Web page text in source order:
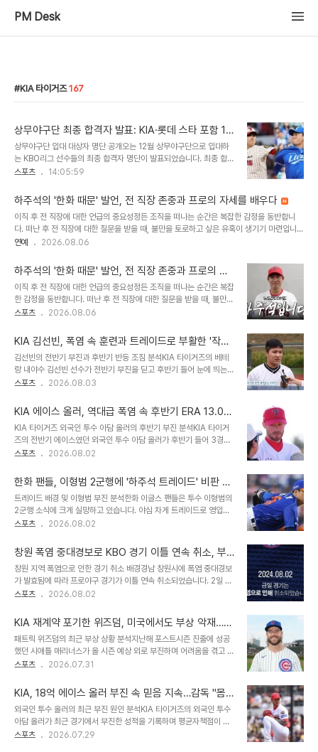
PM Desk
KIA 타이거즈 167
상무야구단 최종 합격자 발표: KIA·롯데 스타 포함 11
명, 12월 입대 예정
상무야구단 입대 대상자 명단 공개오는 12월 상무야구단으로 입대하
는 KBO리그 선수들의 최종 합격자 명단이 발표되었습니다. 최종 합격
선수들은 올해 12월에 입대하여 2028년 6월까지 군 복무를 수행하
의 선수가 이름을 올렸습니다. 주요 합격 선수 및 기록 분석KIA 타이
거즈에서는 마무리 투수 정해영, 트레이드 주인공 한재승, 내야수 윤도
현이 합격했습니다. 롯데 자이언츠에서는 우완 투수 최준용, 이민석,
내야수 이호준이 최종 합격 통보를 받았습니다. 특히 최준용은 아시안
게임 대표팀에 발탁되어 병역 특례 가능성도 있습니다. 타 구단 및 향
산 베어스의 최지강,..
스포츠 14:05:59
하주석의 '한화 때문' 발언, 전 직장 존중과 프로의 자세를 배우다
이직 후 전 직장에 대한 언급의 중요성정든 조직을 떠나는 순간은 복잡한 감정을 동반합니
다. 떠난 후 전 직장에 대한 질문을 받을 때, 불만을 토로하고 싶은 유혹이 생기기 마련입니
다. 하지만 사회생활의 오랜 격언처럼, 전 직장에 대한 부정적인 언급은 결국 자신에게 해가
중을 보여주며 깊은 울림을 주었습니다. 그는 한화 이글스 시절에 대한 질문에 '한화 때문이
다. 내가 이야기를 하면 오해가 생길 수 있다'며 말을 아꼈습니다. 이는 많은 직장인들에게 프
로페셔널리즘의 중요성을 일깨워줍니다. 자기 객관화와 절제를 통한 가치 증명하주석 선수
가 보여준 태도의 본질은 자기 객관화와 절제에 있습니다. 그는 과거의 섭섭함이나 ..
연예 2026.08.06
하주석의 '한화 때문' 발언, 전 직장 존중과 프로의 자
세를 배우다
이직 후 전 직장에 대한 언급의 중요성정든 조직을 떠나는 순간은 복잡
한 감정을 동반합니다. 떠난 후 전 직장에 대한 질문을 받을 때, 불만을
토로하고 싶은 유혹이 생기기 마련입니다. 하지만 사회생활의 오랜 격
하주석의 인터뷰와 프로페셔널리즘최근 하주석 선수의 인터뷰는 전
직장에 대한 존중을 보여주며 깊은 울림을 주었습니다. 그는 한화 이글
스 시절에 대한 질문에 '한화 때문이다. 내가 이야기를 하면 오해가 생
길 수 있다'며 말을 아꼈습니다. 이는 많은 직장인들에게 프로페셔널리
즘의 중요성을 일깨워줍니다. 자기 객관화와 절제를 통한 가치 증명하
는 과거의 섭섭함이나 ..
스포츠 2026.08.06
KIA 김선빈, 폭염 속 훈련과 트레이드로 부활한 '작은
거인'의 후반기 역주행
김선빈의 전반기 부진과 후반기 반등 조짐 분석KIA 타이거즈의 베테
랑 내야수 김선빈 선수가 전반기 부진을 딛고 후반기 들어 눈에 띄는
타격 페이스 상승세를 보이고 있습니다. 올 시즌 앞서 체중 감량 등 남
아쉬운 성적을 기록했습니다. 하지만 후반기 11경기에 출전하여 타율
0.457을 기록하며 '작은 거인'의 면모를 되찾아가고 있습니다. 훈련
량 증가와 트레이드를 통한 체력 관리 및 공존 전략김선빈 선수의 반등
비결은 무더운 여름에도 불구하고 오히려 연습량을 늘린 훈련에 있습
니다. 이범호 감독은 체력 저하 시 능력 감소를 우려하여 훈련량 증가
김선빈 선수의 주 포지션인 ..
스포츠 2026.08.03
KIA 에이스 올러, 역대급 폭염 속 후반기 ERA 13.06
폭등…반등 가능할까?
KIA 타이거즈 외국인 투수 아담 올러의 후반기 부진 분석KIA 타이거
즈의 전반기 에이스였던 외국인 투수 아담 올러가 후반기 들어 3경기
연속 3연패를 기록하며 평균자책점이 13.06으로 폭등했습니다. 지
올러는 전반기 9승 5패 평균자책 2.36으로 리그 최강 선발 투수로
활약했습니다. 하지만 후반기 들어 완전히 달라진 모습으로 팀 순위 싸
움에 빨간불이 켜졌습니다. KIA의 철저한 관리에도 흔들리는 올러, 원
인은 무엇인가?KIA 벤치는 지난해 팔꿈치 부상 이력이 있는 올러를 철
저히 관리하며 전반기를 조기에 마감하고 장기 휴식을 부여했습니다.
기 3경기에서 3패 ..
스포츠 2026.08.02
한화 팬들, 이형범 2군행에 '하주석 트레이드' 비판 쇄
도
트레이드 배경 및 이형범 부진 분석한화 이글스 팬들은 투수 이형범의
2군행 소식에 크게 실망하고 있습니다. 야심 차게 트레이드로 영입한
이형범이 합류 직후 극심한 부진을 보이며 2군으로 내려갔기 때문입
희비가 엇갈리고 있습니다. 이형범의 성적 및 2군행 결정 과정한화는
후반기 마운드 강화를 위해 이형범을 영입했으나, 그는 3경기 만에 평
균자책점 32.40이라는 치명적인 성적을 남겼습니다. 기대했던 안정
감과는 거리가 먼 투구 내용에 코칭스태프는 결국 이형범에게 2군행
을 통보했습니다. 팬들의 반응 및 하주석의 활약팬들은 베테랑 내야수
다. KIA로 이적한 하주석은 수비..
스포츠 2026.08.02
창원 폭염 중대경보로 KBO 경기 이틀 연속 취소, 부
산 경기는 지연 시작
창원 지역 폭염으로 인한 경기 취소 배경경남 창원시에 폭염 중대경보
가 발효됨에 따라 프로야구 경기가 이틀 연속 취소되었습니다. 2일 오
후 6시 예정이었던 KIA와 NC의 경기가 폭염으로 인해 열리지 못하
취소 규정 및 결정 과정KBO리그 규정은 강풍, 폭염 등 기상 상황에 따
른 경기 취소 여부를 명시하고 있습니다. 경기 개시 시각에도 38도 이
상의 기온이 지속될 것이라는 예보에 따라 선수단과 관람객의 건강을
최우선으로 고려하여 취소가 결정되었습니다. 취소된 경기는 추후 재
편성될 예정입니다. 부산 경기 지연 시작 및 향후 전망부산 사직구장에
정되었습니다. 부산 ..
스포츠 2026.08.02
KIA 재계약 포기한 위즈덤, 미국에서도 부상 악재…
아까운 시간 낭비
패트릭 위즈덤의 최근 부상 상황 분석지난해 포스트시즌 진출에 성공
했던 시애틀 매리너스가 올 시즌 예상 외로 부진하며 어려움을 겪고 있
습니다. 이러한 상황 속에서 메이저리그 복귀를 노리는 전 KIA 타자
내고 있습니다. 트리플A에서 뛰어난 장타력을 선보였음에도 불구하
고, 허리 통증으로 인해 최근 세 경기 연속 선발 라인업에서 제외되었
습니다. 과거 부상 이력과 재계약 포기 사유위즈덤은 KIA 소속이었던
지난해에도 허리 문제로 인해 많은 경기에 출전하지 못했으며, 이는 재
계약을 포기하게 된 주요 원인 중 하나였습니다. 당시 구단은 뛰어난
스포츠 2026.07.31
KIA, 18억 에이스 올러 부진 속 믿음 지속…감독 "몸
상태 문제 없어, 좋아질 것"
외국인 투수 올러의 최근 부진 원인 분석KIA 타이거즈의 외국인 투수
아담 올러가 최근 경기에서 부진한 성적을 기록하며 평균자책점이 상
승했습니다. 올 시즌 개인 한 경기 최소 이닝과 최다 실점을 기록하며
스포츠 2026.07.29